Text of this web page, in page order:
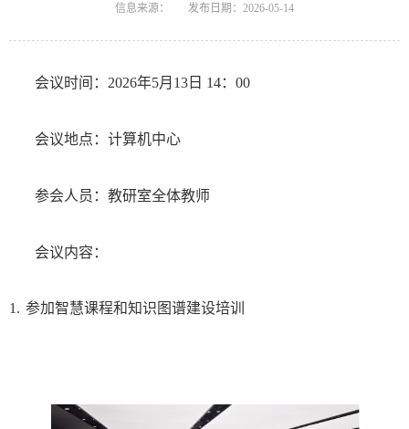
信息来源： 发布日期：2026-05-14
会议时间：2026年5月13日 14：00
会议地点：计算机中心
参会人员：教研室全体教师
会议内容：
1. 参加智慧课程和知识图谱建设培训